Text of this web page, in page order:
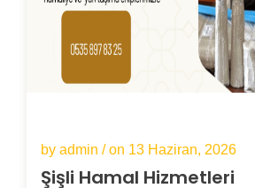
by admin / on 13 Haziran, 2026
Şişli Hamal Hizmetleri